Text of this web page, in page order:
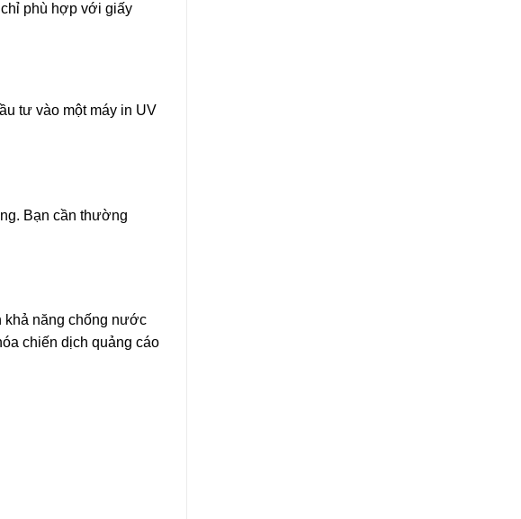
phù hợp với giấy
tư vào một máy in UV
Bạn cần thường
khả năng chống nước
chiến dịch quảng cáo